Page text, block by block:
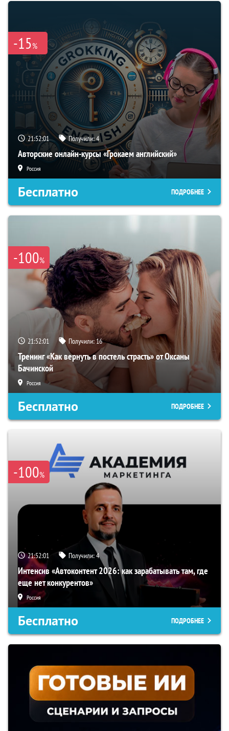
-15%
21:52:00 Получили:4
Авторские онлайн-курсы «Грокаем английский»
Россия
Бесплатно ПОДРОБНЕЕ
-100%
21:52:00 Получили:16
Тренинг «Как вернуть в постель страсть» от Оксаны
Бачинской
Россия
Бесплатно ПОДРОБНЕЕ
-100%
21:52:00 Получили:4
Интенсив «Автоконтент 2026: как зарабатывать там, где
еще нет конкурентов»
Россия
Бесплатно ПОДРОБНЕЕ